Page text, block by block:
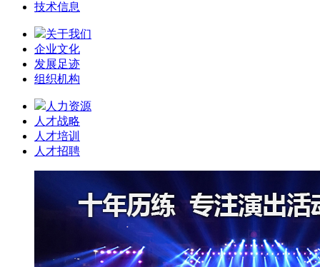
技术信息
关于我们
企业文化
发展足迹
组织机构
人力资源
人才战略
人才培训
人才招聘